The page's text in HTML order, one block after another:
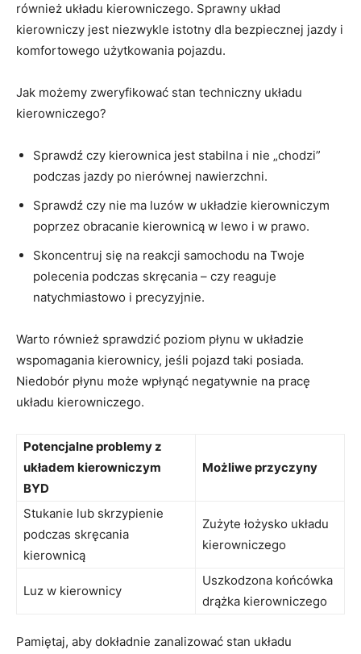
również układu kierowniczego. Sprawny układ⁣
kierowniczy ‍jest niezwykle ​istotny​ dla bezpiecznej ​jazdy i
komfortowego użytkowania pojazdu.
Jak możemy zweryfikować stan techniczny układu​
kierowniczego?
Sprawdź czy kierownica jest stabilna i nie „chodzi”
podczas jazdy po nierównej nawierzchni.
Sprawdź ⁣czy nie⁣ ma luzów w układzie‌ kierowniczym
poprzez obracanie kierownicą w lewo i⁣ w prawo.
Skoncentruj się na ​reakcji samochodu na Twoje
polecenia⁣ podczas skręcania​ – czy reaguje
natychmiastowo i precyzyjnie.
Warto również sprawdzić poziom płynu w układzie
wspomagania kierownicy, jeśli pojazd taki posiada.
Niedobór płynu może wpłynąć negatywnie na pracę
układu ⁢kierowniczego.
Potencjalne problemy z
układem‍ kierowniczym
‌BYD
Możliwe‍ przyczyny
Stukanie‌ lub skrzypienie
podczas skręcania
kierownicą
Zużyte⁤ łożysko ⁢układu
kierowniczego
Luz w kierownicy
Uszkodzona końcówka
drążka ⁣kierowniczego
Pamiętaj, aby dokładnie zanalizować stan układu